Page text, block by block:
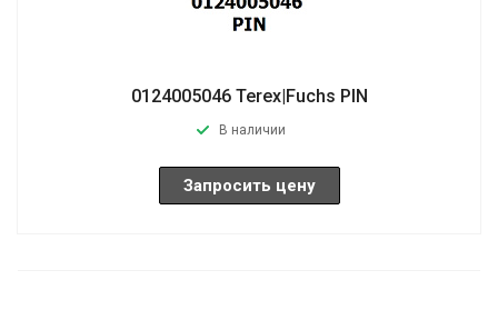
0124005046 Terex|Fuchs PIN
В наличии
Запросить цену